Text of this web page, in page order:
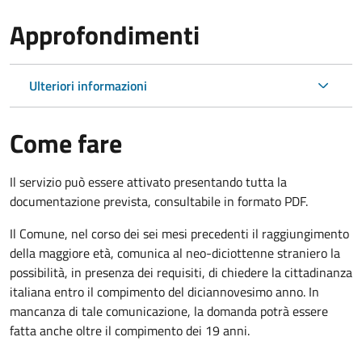
Approfondimenti
Ulteriori informazioni
Come fare
Il servizio può essere attivato presentando tutta la
documentazione prevista, consultabile in formato PDF.
Il Comune, nel corso dei sei mesi precedenti il raggiungimento
della maggiore età, comunica al neo-diciottenne straniero la
possibilità, in presenza dei requisiti, di chiedere la cittadinanza
italiana entro il compimento del diciannovesimo anno. In
mancanza di tale comunicazione, la domanda potrà essere
fatta anche oltre il compimento dei 19 anni.